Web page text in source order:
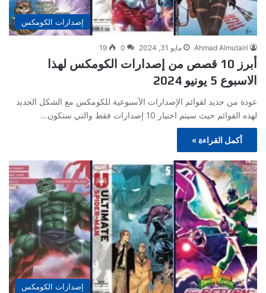
إصدارات الكومكس
Ahmad Almutairi مايو 31, 2024 0
19
أبرز 10 قصص من إصدارات الكومكس لهذا
الاسبوع 5 يونيو 2024
عودة من جديد لقوائم الإصدارات الأسبوعية للكومكس مع الشكل الجديد
لهذه القوائم حيث سيتم اختيار 10 إصدارات فقط والتي ستكون…
أكمل القراءة »
إصدارات الكومكس